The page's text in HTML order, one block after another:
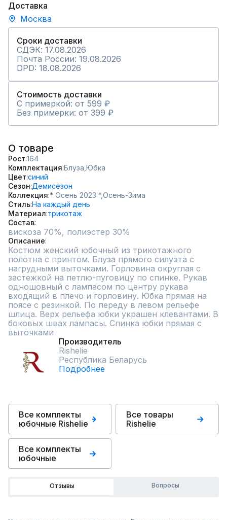
Доставка
Москва
Сроки доставки
СДЭК: 17.08.2026
Почта России: 19.08.2026
DPD: 18.08.2026
Стоимость доставки
С примеркой: от 599 ₽
Без примерки: от 399 ₽
О товаре
Рост 164
Комплектация Блуза, Юбка
Цвет синий
Сезон Демисезон
Коллекция * Осень 2023 *,Осень-Зима
СтильНа каждый день
Материал трикотаж
Состав
вискоза 70%, полиэстер 30%
Описание
Костюм женский юбочный из трикотажного
полотна с принтом. Блуза прямого силуэта с
нагрудными выточками. Горловина округлая с
застежкой на петлю-пуговицу по спинке. Рукав
одношовный с лампасом по центру рукава
входящий в плечо и горловину. Юбка прямая на
поясе с резинкой. По переду в левом рельефе
шлица. Верх рельефа юбки украшен клевантами. В
боковых швах лампасы. Спинка юбки прямая с
выточками
Производитель
Rishelie
Республика Беларусь
Подробнее
Все комплекты
юбочные Rishelie
Все товары
Rishelie
Все комплекты
юбочные
Отзывы Вопросы